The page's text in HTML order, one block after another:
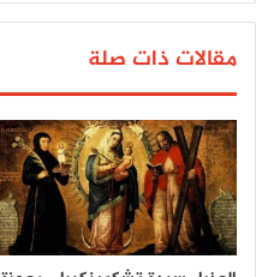
مقالات ذات صلة